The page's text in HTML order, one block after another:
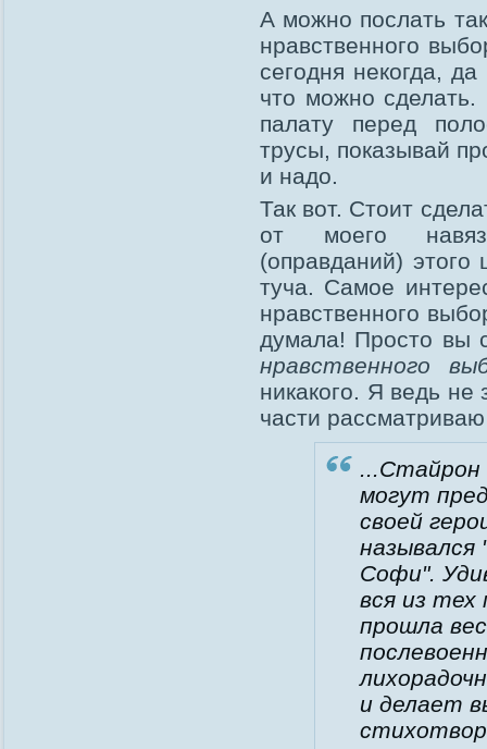
А можно послать
нравственного
сегодня некогда,
что можно
палату перед
трусы, показывай
и надо.
Так вот. Стоит
от моего
(оправданий) этого
туча. Самое
нравственного
думала! Просто вы
нравственного
никакого. Я ведь не
части
могут
своей
Софи".
вся из
прошла
и делает